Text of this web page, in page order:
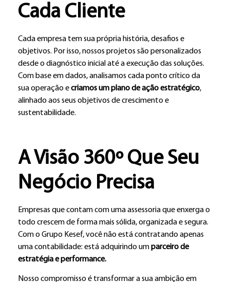
Cada Cliente
Cada empresa tem sua própria história, desafios e
objetivos. Por isso, nossos projetos são personalizados
desde o diagnóstico inicial até a execução das soluções.
Com base em dados, analisamos cada ponto crítico da
sua operação ecriamos um plano de ação estratégico,
alinhado aos seus objetivos de crescimento e
sustentabilidade.
A Visão 360º Que Seu
Negócio Precisa
Empresas que contam com uma assessoria que enxerga o
todo crescem de forma mais sólida, organizada e segura.
Com o Grupo Kesef, você não está contratando apenas
uma contabilidade: está adquirindo umparceiro de
estratégia e performance.
Nosso compromisso é transformar a sua ambição em